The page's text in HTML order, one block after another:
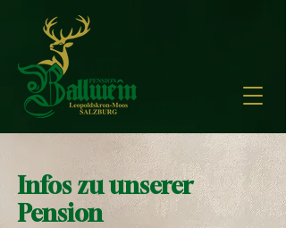
Infos zu unserer
Pension